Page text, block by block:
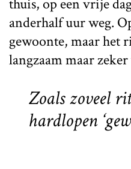
anderhalf uur weg.
gewoonte, maar het
langzaam maar
Zoals zoveel
hardlopen